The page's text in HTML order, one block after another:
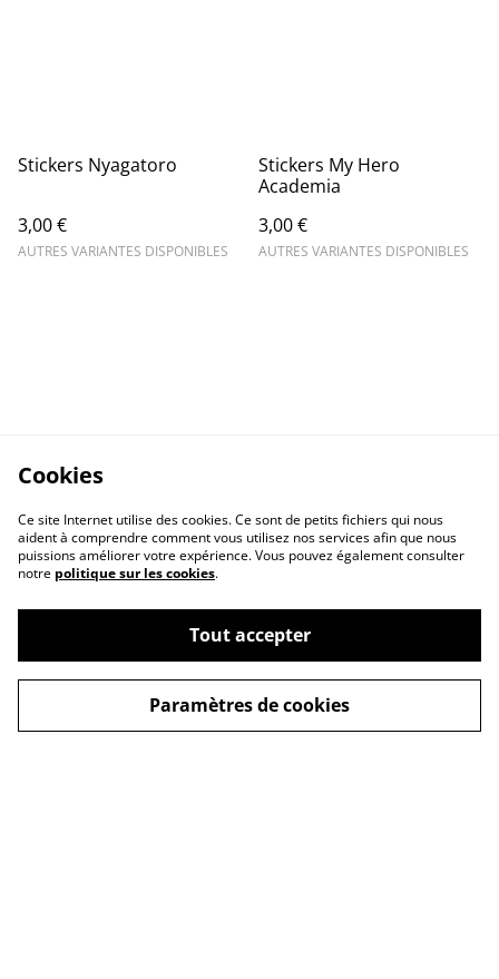
Stickers Nyagatoro
3,00 €
AUTRES VARIANTES DISPONIBLES
Stickers My Hero
Academia
3,00 €
AUTRES VARIANTES DISPONIBLES
Contactez-nous
Conditions
Cookies
Ce site Internet utilise des cookies. Ce sont de petits fichiers qui nous
aident à comprendre comment vous utilisez nos services afin que nous
puissions améliorer votre expérience. Vous pouvez également consulter
notre politique sur les cookies.
Tout accepter
Paramètres de cookies